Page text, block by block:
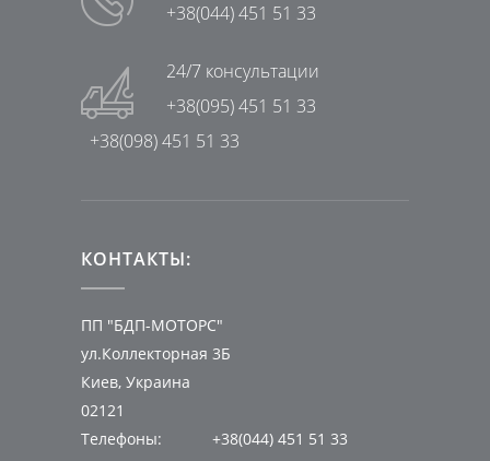
+38(044) 451 51 33
24/7 консультации
+38(095) 451 51 33
+38(098) 451 51 33
КОНТАКТЫ:
ПП "БДП-МОТОРС"
ул.Коллекторная 3Б
Киев, Украина
02121
Телефоны:
+38(044) 451 51 33